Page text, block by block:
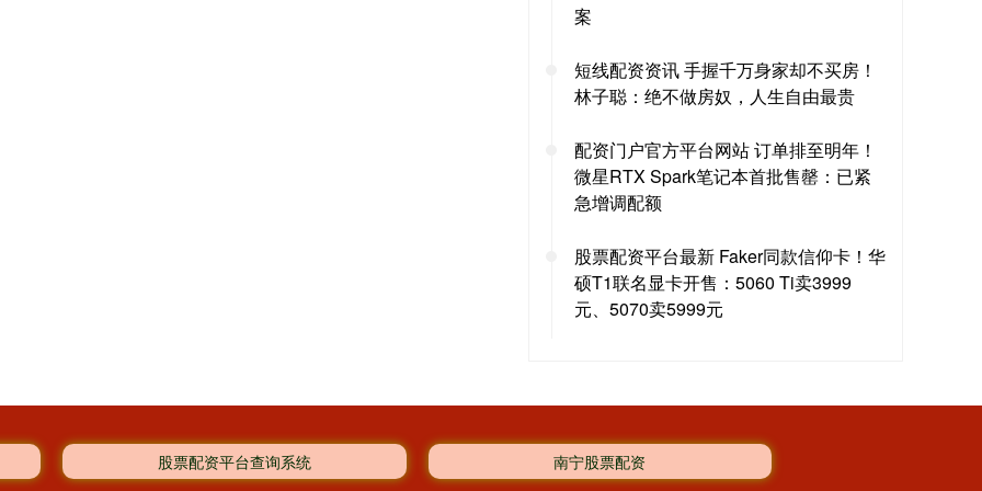
案
短线配资资讯 手握千万身家却不买房！
林子聪：绝不做房奴，人生自由最贵
配资门户官方平台网站 订单排至明年！
微星RTX Spark笔记本首批售罄：已紧
急增调配额
股票配资平台最新 Faker同款信仰卡！华
硕T1联名显卡开售：5060 Ti卖3999
元、5070卖5999元
股票配资平台查询系统 南宁股票配资